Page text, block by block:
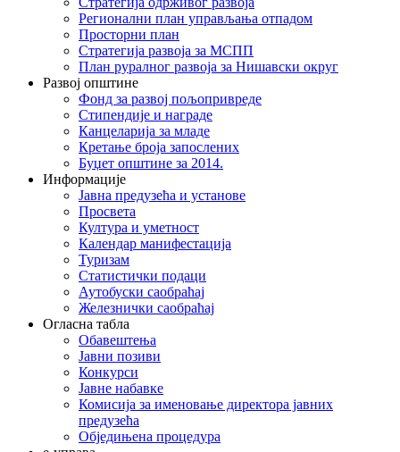
Регионални план управљања отпадом
Просторни план
Стратегија развоја за МСПП
План руралног развоја за Нишавски округ
Развој општине
Фонд за развој пољопривреде
Стипендије и награде
Канцеларија за младе
Кретање броја запослених
Буџет општине за 2014.
Информације
Јавна предузећа и установе
Просвета
Култура и уметност
Календар манифестација
Туризам
Статистички подаци
Аутобуски саобраћај
Железнички саобраћај
Огласна табла
Обавештења
Јавни позиви
Конкурси
Јавне набавке
Комисија за именовање директора јавних
предузећа
Обједињена процедура